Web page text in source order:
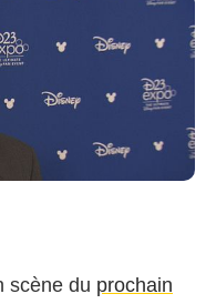
scène du prochain